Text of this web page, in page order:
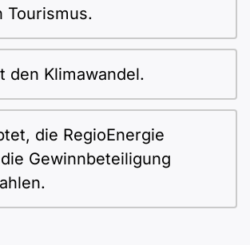
Tourismus.
den Klimawandel.
die RegioEnergie
Gewinnbeteiligung